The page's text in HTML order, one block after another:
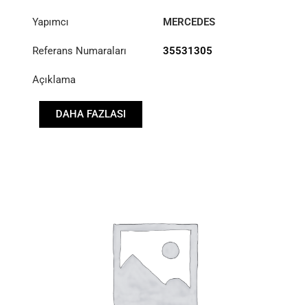
Yapımcı
MERCEDES
Referans Numaraları 35531305
Açıklama
DAHA FAZLASI